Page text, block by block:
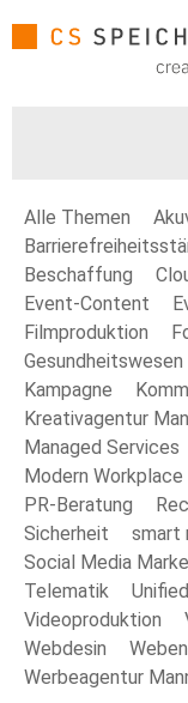
Alle Themen
Beschaffung
Event-Content
Filmproduktion
Gesundheitswesen
Kampagne
Kreativagentur
Managed Services
Modern Workplace
PR-Beratung
Sicherheit
smart
Social Media
Telematik
Videoproduktion
Webdesin
Werbeagentur